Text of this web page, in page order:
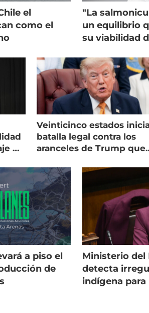
el
como el
"La
un equilibrio
su viabilidad
de
Veinticinco estados
batalla legal contra los
aranceles de Trump que
a piso el
de
Ministerio del
detecta
indígena